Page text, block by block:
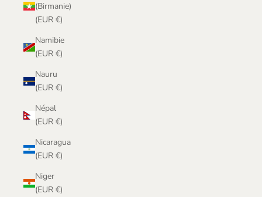
(Birmanie)
(EUR €)
Namibie
(EUR €)
Nauru
(EUR €)
Népal
(EUR €)
Nicaragua
(EUR €)
Niger
(EUR €)